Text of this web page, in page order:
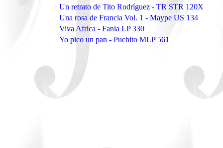
Un retrato de Tito Rodríguez - TR STR 120X
Una rosa de Francia Vol. 1 - Maype US 134
Viva Africa - Fania LP 330
Yo pico un pan - Puchito MLP 561